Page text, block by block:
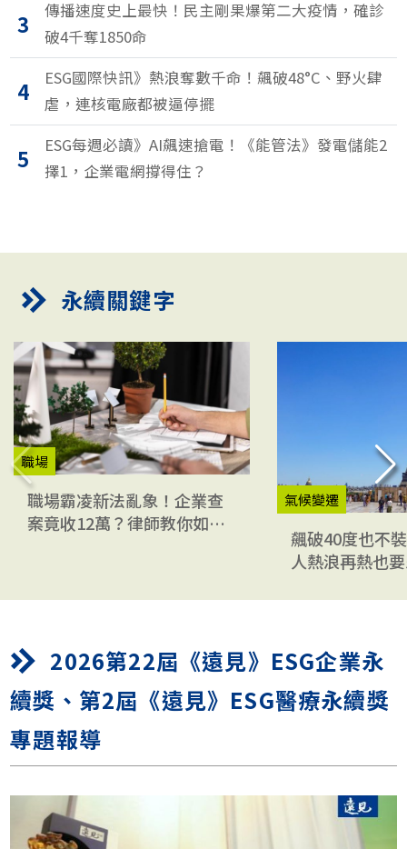
3
傳播速度史上最快！民主剛果爆第二大疫情，確診
破4千奪1850命
4
ESG國際快訊》熱浪奪數千命！飆破48°C、野火肆
虐，連核電廠都被逼停擺
5
ESG每週必讀》AI飆速搶電！《能管法》發電儲能2
擇1，企業電網撐得住？
永續關鍵字
職場
職場霸凌新法亂象！企業查
案竟收12萬？律師教你如何
氣候變遷
飆破40度也不
人熱浪再熱也
2026第22屆《遠見》ESG企業永
續獎、第2屆《遠見》ESG醫療永續獎
專題報導